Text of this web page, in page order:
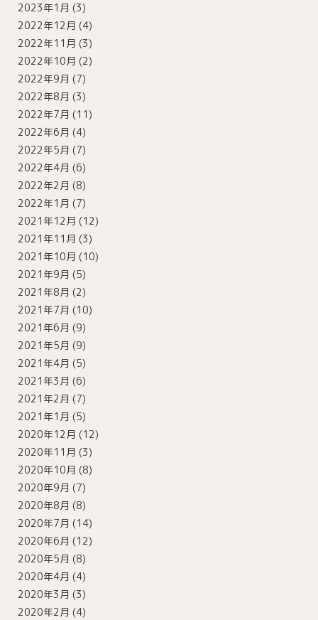
2023年1月 (3)
2022年12月 (4)
2022年11月 (3)
2022年10月 (2)
2022年9月 (7)
2022年8月 (3)
2022年7月 (11)
2022年6月 (4)
2022年5月 (7)
2022年4月 (6)
2022年2月 (8)
2022年1月 (7)
2021年12月 (12)
2021年11月 (3)
2021年10月 (10)
2021年9月 (5)
2021年8月 (2)
2021年7月 (10)
2021年6月 (9)
2021年5月 (9)
2021年4月 (5)
2021年3月 (6)
2021年2月 (7)
2021年1月 (5)
2020年12月 (12)
2020年11月 (3)
2020年10月 (8)
2020年9月 (7)
2020年8月 (8)
2020年7月 (14)
2020年6月 (12)
2020年5月 (8)
2020年4月 (4)
2020年3月 (3)
2020年2月 (4)